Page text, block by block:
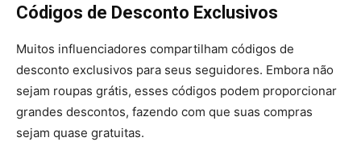
Códigos de Desconto Exclusivos
Muitos influenciadores compartilham códigos de
desconto exclusivos para seus seguidores. Embora não
sejam roupas grátis, esses códigos podem proporcionar
grandes descontos, fazendo com que suas compras
sejam quase gratuitas.